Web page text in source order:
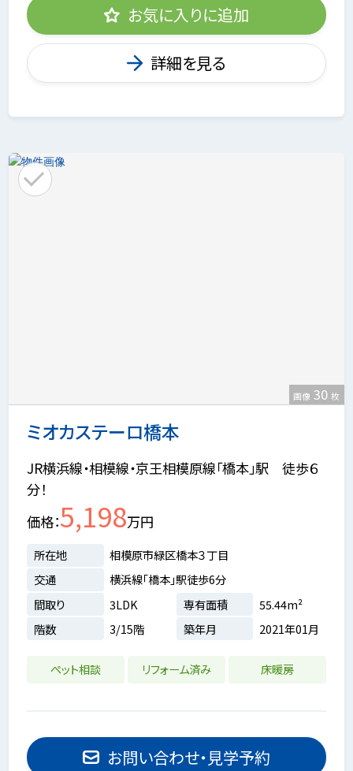
お気に入りに追加
詳細を見る
ミオカステーロ橋本
画像 30 枚
JR横浜線・相模線・京王相模原線「橋本」駅 徒歩６
分！
価格 5,198万円
所在地
相模原市緑区橋本３丁目
交通
横浜線「橋本」駅徒歩6分
間取り
3LDK 専有面積
55.44m²
階数
3/15階 築年月 2021年01月
ペット相談 リフォーム済み 床暖房
お問い合わせ・見学予約